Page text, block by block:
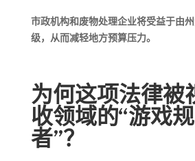
市政机构和废物处理企业将受益于由
级，从而减轻地方预算压力。
为何这项法律被
收领域的“游戏
者”？